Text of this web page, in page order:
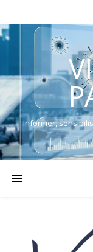
Informer,